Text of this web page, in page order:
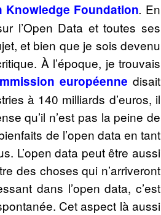
Knowledge Foundation. En
l’Open Data et toutes ses
et bien que je sois devenu
À l’époque, je trouvais
européenne disait
à 140 milliards d’euros, il
qu’il n’est pas la peine de
de l’open data en tant
L’open data peut être aussi
des choses qui n’arriveront
dans l’open data, c’est
Cet aspect là aussi